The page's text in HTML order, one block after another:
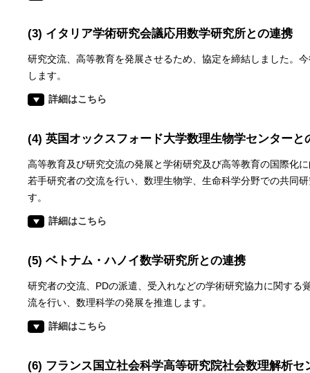
(3) イタリア学術研究会議応用数学研究所との連携
研究交流、高等教育を発展させるため、協定を締結しました。
します。
詳細はこちら
(4) 英国オックスフォード大学数理生物学センターと
高等教育及び研究交流の発展と学術研究及び高等教育の国際化
若手研究者の交流を行い、数理生物学、生命科学分野での共同
す。
詳細はこちら
(5) ベトナム・ハノイ数学研究所との連携
研究者の交流、PDの派遣、受入れなどの学術研究協力に関する
流を行い、数理科学の発展を推進します。
詳細はこちら
(6) フランス国立社会科学高等研究院社会数理解析セ